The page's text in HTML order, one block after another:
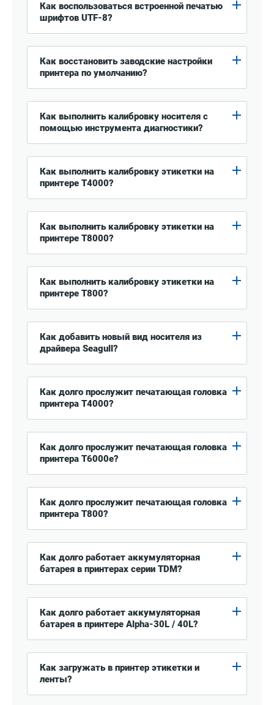
Как воспользоваться встроенной печатью
шрифтов UTF-8?
Как восстановить заводские настройки
принтера по умолчанию?
Как выполнить калибровку носителя с
помощью инструмента диагностики?
Как выполнить калибровку этикетки на
принтере T4000?
Как выполнить калибровку этикетки на
принтере T8000?
Как выполнить калибровку этикетки на
принтере T800?
Как добавить новый вид носителя из
драйвера Seagull?
Как долго прослужит печатающая головка
принтера T4000?
Как долго прослужит печатающая головка
принтера T6000e?
Как долго прослужит печатающая головка
принтера T800?
Как долго работает аккумуляторная
батарея в принтерах серии TDM?
Как долго работает аккумуляторная
батарея в принтере Alpha-30L / 40L?
Как загружать в принтер этикетки и
ленты?